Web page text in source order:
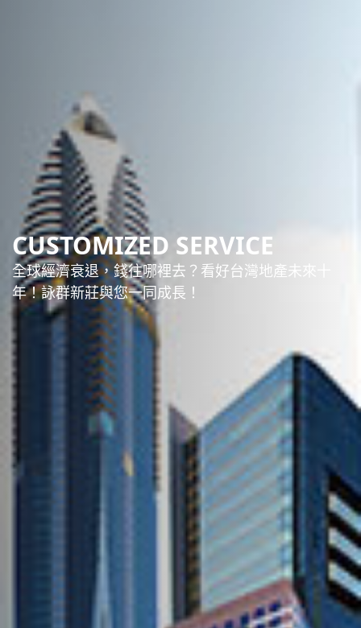
CUSTOMIZED SERVICE
全球經濟衰退，錢往哪裡去？看好台灣地產未來十
年！詠群新莊與您一同成長！